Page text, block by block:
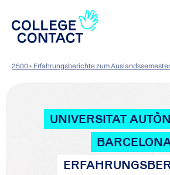
2500+ Erfahrungsberichte zum Auslandssemester
UNIVERSITAT